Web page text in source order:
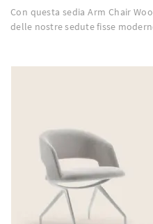
Con questa sedia Arm Chair
delle nostre sedute fisse